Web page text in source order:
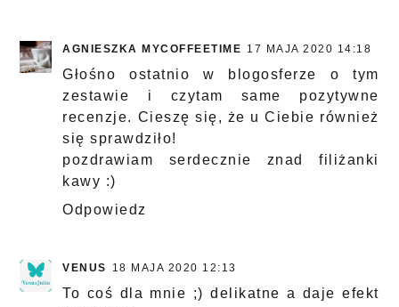
AGNIESZKA MYCOFFEETIME 17 MAJA 2020 14:18
Głośno ostatnio w blogosferze o tym
zestawie i czytam same pozytywne
recenzje. Cieszę się, że u Ciebie również
się sprawdziło!
pozdrawiam serdecznie znad filiżanki
kawy :)
Odpowiedz
VENUS 18 MAJA 2020 12:13
To coś dla mnie ;) delikatne a daje efekt